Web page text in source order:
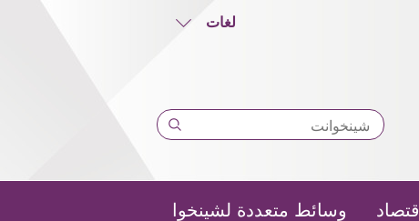
لغات
وسائط متعددة لشينخوا